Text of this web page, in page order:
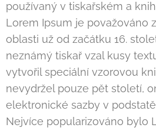
používaný v tiskařském a
Lorem Ipsum je považováno
oblasti už od začátku 16.
neznámý tiskař vzal kusy
vytvořil speciální vzorovou
nevydržel pouze pět století,
elektronické sazby v
Nejvíce popularizováno bylo